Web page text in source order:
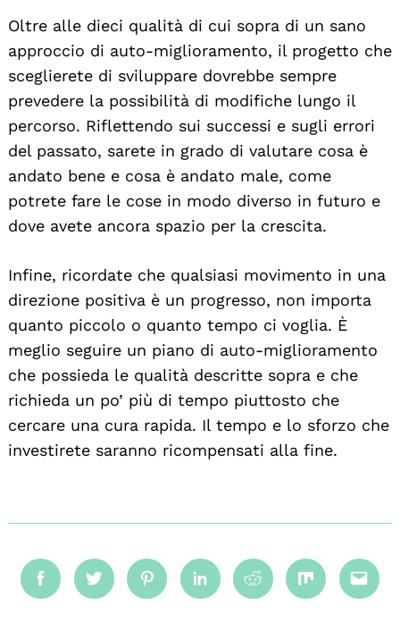
Oltre alle dieci qualità di cui sopra di un sano
approccio di auto-miglioramento, il progetto che
sceglierete di sviluppare dovrebbe sempre
prevedere la possibilità di modifiche lungo il
percorso. Riflettendo sui successi e sugli errori
del passato, sarete in grado di valutare cosa è
andato bene e cosa è andato male, come
potrete fare le cose in modo diverso in futuro e
dove avete ancora spazio per la crescita.
Infine, ricordate che qualsiasi movimento in una
direzione positiva è un progresso, non importa
quanto piccolo o quanto tempo ci voglia. È
meglio seguire un piano di auto-miglioramento
che possieda le qualità descritte sopra e che
richieda un po’ più di tempo piuttosto che
cercare una cura rapida. Il tempo e lo sforzo che
investirete saranno ricompensati alla fine.
FacebookTwitter PinterestLinkedinRedditMix